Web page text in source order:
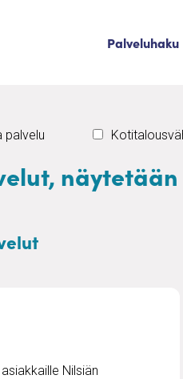
Palveluhaku
palvelu
Nilsiän